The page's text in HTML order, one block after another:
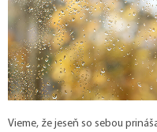
Vieme, že jeseň so sebou